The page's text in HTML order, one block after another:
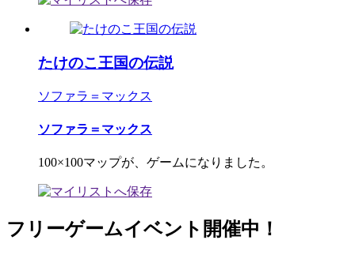
たけのこ王国の伝説
ソファラ＝マックス
ソファラ＝マックス
100×100マップが、ゲームになりました。
フリーゲームイベント開催中！